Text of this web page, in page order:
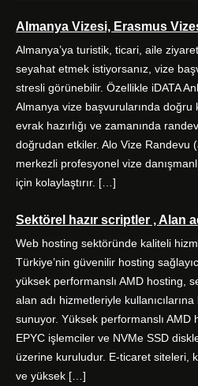
b
o
o
k
t
e
r
a
g
r
a
m
e
d
I
n
Almanya Vizesi, Erasmus
Almanya’ya turistik, ticari, aile
seyahat etmek istiyorsanız, vize
stresli görünebilir. Özellikle iDATA
Almanya vize başvurularında doğru
evrak hazırlığı ve zamanında
doğrudan etkiler. Alo Vize Randevu
merkezli profesyonel vize
için kolaylaştırır. […]
Sektörel hazır scriptler , Alan
Web hosting sektöründe kaliteli
Türkiye’nin güvenilir hosting
yüksek performanslı AMD hosting,
alan adı hizmetleriyle
sunuyor. Yüksek performanslı AMD
EPYC işlemciler ve NVMe SSD
üzerine kuruludur. E-ticaret siteleri,
ve yüksek […]